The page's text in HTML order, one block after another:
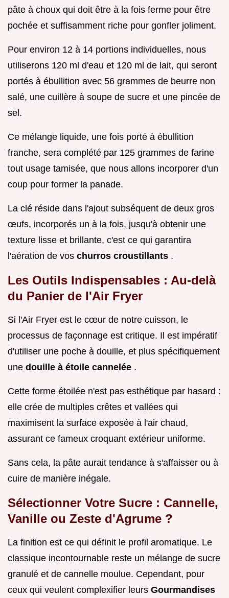
pâte à choux qui doit être à la fois ferme pour être
pochée et suffisamment riche pour gonfler joliment.
Pour environ 12 à 14 portions individuelles, nous
utiliserons 120 ml d'eau et 120 ml de lait, qui seront
portés à ébullition avec 56 grammes de beurre non
salé, une cuillère à soupe de sucre et une pincée de
sel.
Ce mélange liquide, une fois porté à ébullition
franche, sera complété par 125 grammes de farine
tout usage tamisée, que nous allons incorporer d'un
coup pour former la panade.
La clé réside dans l'ajout subséquent de deux gros
œufs, incorporés un à la fois, jusqu'à obtenir une
texture lisse et brillante, c'est ce qui garantira
l'aération de vos churros croustillants .
Les Outils Indispensables : Au-delà
du Panier de l'Air Fryer
Si l'Air Fryer est le cœur de notre cuisson, le
processus de façonnage est critique. Il est impératif
d'utiliser une poche à douille, et plus spécifiquement
une douille à étoile cannelée .
Cette forme étoilée n'est pas esthétique par hasard :
elle crée de multiples crêtes et vallées qui
maximisent la surface exposée à l'air chaud,
assurant ce fameux croquant extérieur uniforme.
Sans cela, la pâte aurait tendance à s'affaisser ou à
cuire de manière inégale.
Sélectionner Votre Sucre : Cannelle,
Vanille ou Zeste d'Agrume ?
La finition est ce qui définit le profil aromatique. Le
classique incontournable reste un mélange de sucre
granulé et de cannelle moulue. Cependant, pour
ceux qui veulent complexifier leurs Gourmandises